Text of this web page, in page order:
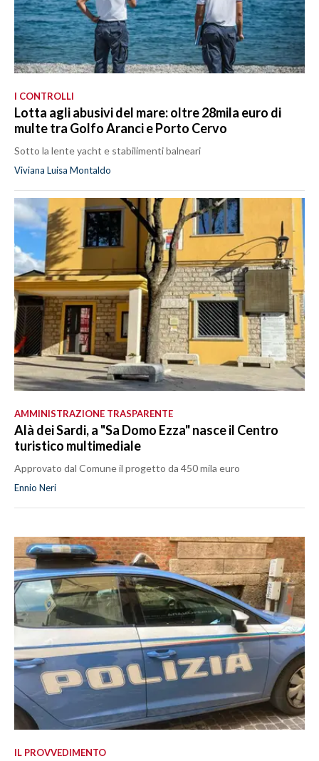
I CONTROLLI
Lotta agli abusivi del mare: oltre 28mila euro di
multe tra Golfo Aranci e Porto Cervo
Sotto la lente yacht e stabilimenti balneari
Viviana Luisa Montaldo
AMMINISTRAZIONE TRASPARENTE
Alà dei Sardi, a "Sa Domo Ezza" nasce il Centro
turistico multimediale
Approvato dal Comune il progetto da 450 mila euro
Ennio Neri
IL PROVVEDIMENTO